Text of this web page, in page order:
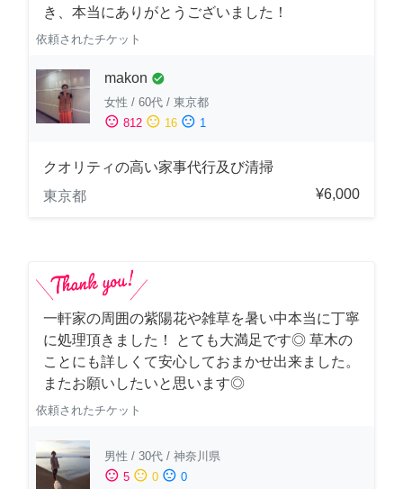
き、本当にありがとうございました！
依頼されたチケット
makon check_circle
女性 / 60代 / 東京都
sentiment_satisfied 812 sentiment_neutral 16 sentiment_dissatisfied 1
クオリティの高い家事代行及び清掃
東京都
¥6,000
一軒家の周囲の紫陽花や雑草を暑い中本当に丁寧
に処理頂きました！ とても大満足です◎ 草木の
ことにも詳しくて安心しておまかせ出来ました。
またお願いしたいと思います◎
依頼されたチケット
男性 / 30代 / 神奈川県
sentiment_satisfied 5 sentiment_neutral 0 sentiment_dissatisfied 0